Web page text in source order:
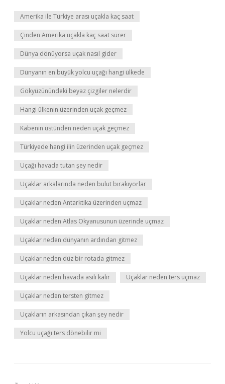
Amerika ile Türkiye arası uçakla kaç saat
Çinden Amerika uçakla kaç saat sürer
Dünya dönüyorsa uçak nasıl gider
Dünyanın en büyük yolcu uçağı hangi ülkede
Gökyüzünündeki beyaz çizgiler nelerdir
Hangi ülkenin üzerinden uçak geçmez
Kabenin üstünden neden uçak geçmez
Türkiyede hangi ilin üzerinden uçak geçmez
Uçağı havada tutan şey nedir
Uçaklar arkalarında neden bulut bırakıyorlar
Uçaklar neden Antarktika üzerinden uçmaz
Uçaklar neden Atlas Okyanusunun üzerinde uçmaz
Uçaklar neden dünyanın ardından gitmez
Uçaklar neden düz bir rotada gitmez
Uçaklar neden havada asılı kalır Uçaklar neden ters uçmaz
Uçaklar neden tersten gitmez
Uçakların arkasından çıkan şey nedir
Yolcu uçağı ters dönebilir mi